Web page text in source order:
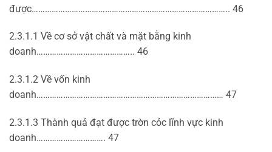
được…………………………………………………………………………….. 46
2.3.1.1 Về cơ sở vật chất và mặt bằng kinh
doanh…………………………………….. 46
2.3.1.2 Về vốn kinh
doanh………………………………………………………………………… 47
2.3.1.3 Thành quả đạt được trờn cỏc lĩnh vực kinh
doanh…………………………. 47